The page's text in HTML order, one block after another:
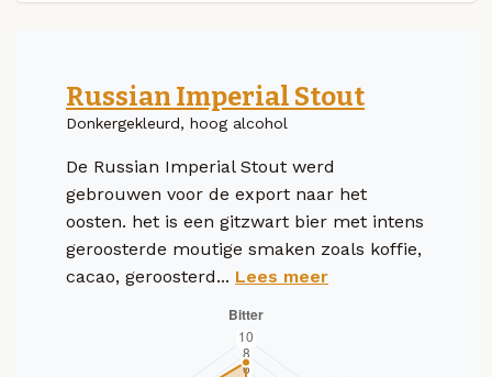
Russian Imperial Stout
Donkergekleurd, hoog alcohol
De Russian Imperial Stout werd
gebrouwen voor de export naar het
oosten. het is een gitzwart bier met intens
geroosterde moutige smaken zoals koffie,
cacao, geroosterd... Lees meer